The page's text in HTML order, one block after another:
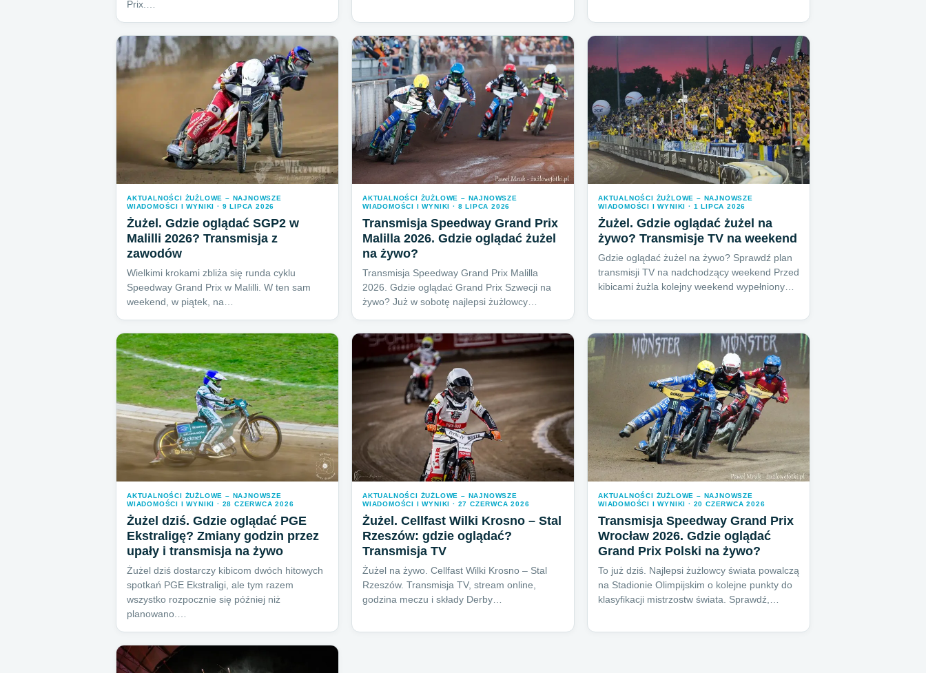
Prix.…
AKTUALNOŚCI ŻUŻLOWE – NAJNOWSZE
WIADOMOŚCI I WYNIKI · 9 LIPCA 2026
Żużel. Gdzie oglądać SGP2 w
Malilli 2026? Transmisja z
zawodów
Wielkimi krokami zbliża się runda cyklu
Speedway Grand Prix w Malilli. W ten sam
weekend, w piątek, na…
AKTUALNOŚCI ŻUŻLOWE – NAJNOWSZE
WIADOMOŚCI I WYNIKI · 8 LIPCA 2026
Transmisja Speedway Grand Prix
Malilla 2026. Gdzie oglądać żużel
na żywo?
Transmisja Speedway Grand Prix Malilla
2026. Gdzie oglądać Grand Prix Szwecji na
żywo? Już w sobotę najlepsi żużlowcy…
AKTUALNOŚCI ŻUŻLOWE – NAJNOWSZE
WIADOMOŚCI I WYNIKI · 1 LIPCA 2026
Żużel. Gdzie oglądać żużel na
żywo? Transmisje TV na weekend
Gdzie oglądać żużel na żywo? Sprawdź plan
transmisji TV na nadchodzący weekend Przed
kibicami żużla kolejny weekend wypełniony…
AKTUALNOŚCI ŻUŻLOWE – NAJNOWSZE
WIADOMOŚCI I WYNIKI · 28 CZERWCA 2026
Żużel dziś. Gdzie oglądać PGE
Ekstraligę? Zmiany godzin przez
upały i transmisja na żywo
Żużel dziś dostarczy kibicom dwóch hitowych
spotkań PGE Ekstraligi, ale tym razem
wszystko rozpocznie się później niż
planowano.…
AKTUALNOŚCI ŻUŻLOWE – NAJNOWSZE
WIADOMOŚCI I WYNIKI · 27 CZERWCA 2026
Żużel. Cellfast Wilki Krosno – Stal
Rzeszów: gdzie oglądać?
Transmisja TV
Żużel na żywo. Cellfast Wilki Krosno – Stal
Rzeszów. Transmisja TV, stream online,
godzina meczu i składy Derby…
AKTUALNOŚCI ŻUŻLOWE – NAJNOWSZE
WIADOMOŚCI I WYNIKI · 20 CZERWCA 2026
Transmisja Speedway Grand Prix
Wrocław 2026. Gdzie oglądać
Grand Prix Polski na żywo?
To już dziś. Najlepsi żużlowcy świata powalczą
na Stadionie Olimpijskim o kolejne punkty do
klasyfikacji mistrzostw świata. Sprawdź,…